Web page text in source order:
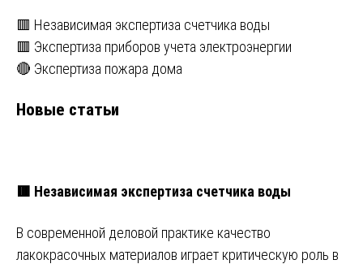
🟥 Независимая экспертиза счетчика воды
🟥 Экспертиза приборов учета электроэнергии
🔴 Экспертиза пожара дома
Новые статьи
🟥 Независимая экспертиза счетчика воды
В современной деловой практике качество
лакокрасочных материалов играет критическую роль в